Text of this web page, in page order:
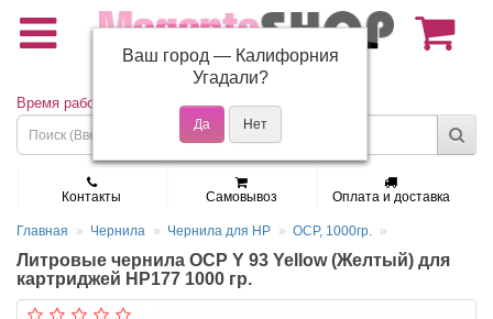
(495) 150-01-37
Время работы: Пн - Пт 9:30 - 19:00
Контакты Самовывоз Оплата и доставка
Главная Чернила Чернила для HP OCP, 1000гр.
Литровые чернила OCP Y 93 Yellow (Желтый) для
картриджей HP177 1000 гр.
Ваш город — Калифорния
Угадали?